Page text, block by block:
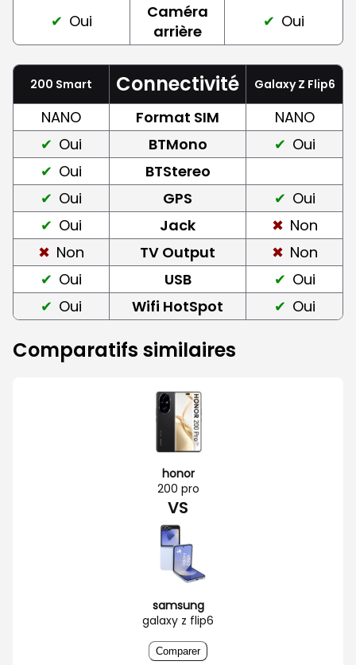
Oui
Caméra
arrière
Oui
200 Smart Connectivité Galaxy Z Flip6
NANO Format SIM
NANO
Oui
BTMono
Oui
Oui
BTStereo
Oui
GPS
Oui
Oui
Jack
Non
Non
TV Output
Non
Oui
USB
Oui
Oui
Wifi HotSpot Oui
Comparatifs similaires
honor
200 pro
VS
samsung
galaxy z flip6
Comparer